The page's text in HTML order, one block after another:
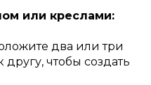
или креслами:
два или три
чтобы создать